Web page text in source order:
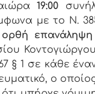
19:00
με το Ν.
ορθή επανάληψη
§ 1 σε κάθε
ο